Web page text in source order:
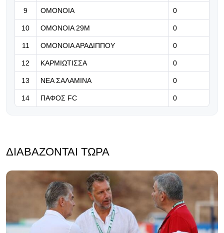
επαναληπτικό
07.08.2026 | 17:06
Έντονη η κινητικότητα στα εισιτήρια
της ρεβάνς - Τόσα εισιτήρια κόπηκαν
9 ΟΜΟΝΟΙΑ 0
10 ΟΜΟΝΟΙΑ 29Μ 0
11 ΟΜΟΝΟΙΑ ΑΡΑΔΙΠΠΟΥ 0
12 ΚΑΡΜΙΩΤΙΣΣΑ 0
13 ΝΕΑ ΣΑΛΑΜΙΝΑ 0
14 ΠΑΦΟΣ FC 0
ΔΙΑΒΆΖΟΝΤΑΙ ΤΏΡΑ